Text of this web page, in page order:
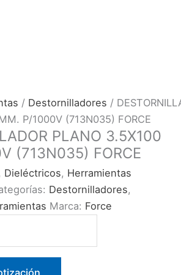
/ Destornilladores /
P/1000V (713N035) FORCE
PLANO 3.5X100
(713N035) FORCE
Dieléctricos, Herramientas
Destornilladores,
Marca: Force